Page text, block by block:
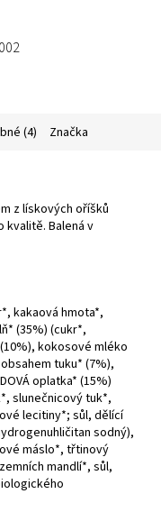
(4) Značka
z lískových oříšků
Balená v
kakaová hmota*,
(35%) (cukr*,
kokosové mléko
tuku* (7%),
oplatka* (15%)
slunečnicový tuk*,
lecitiny*; sůl, dělící
sodný),
máslo*, třtinový
mandlí*, sůl,